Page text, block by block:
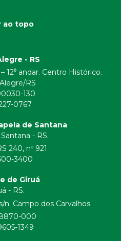
ao topo
- RS
12⁰ andar. Centro Histórico.
RS
130
0767
de Santana
- RS.
240, nº 921
3400
de Giruá
- RS.
n. Campo dos Carvalhos.
000
1349